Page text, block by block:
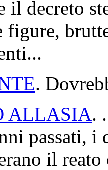
il decreto
.
ALLASIA.
passati, i
il reato